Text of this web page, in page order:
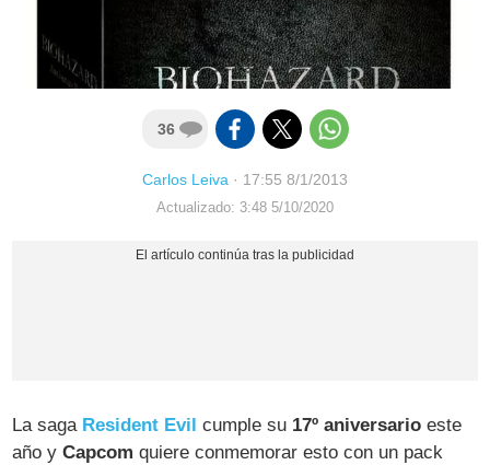
36
Carlos Leiva · 17:55 8/1/2013
Actualizado: 3:48 5/10/2020
La saga Resident Evil cumple su 17º aniversario este
año yCapcom quiere conmemorar esto con un pack